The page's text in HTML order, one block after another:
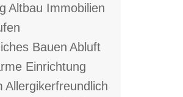
Altbau Immobilien
Bauen Abluft
Einrichtung
Allergikerfreundlich